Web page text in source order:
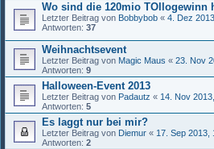
Wo sind die 120mio TOllogewinn
Letzter Beitrag von Bobbybob « 4. Dez
Antworten: 37
Weihnachtsevent
Letzter Beitrag von Magic Maus « 23. Nov
Antworten: 9
Halloween-Event 2013
Letzter Beitrag von Padautz « 14. Nov
Antworten: 5
Es laggt nur bei mir?
Letzter Beitrag von Diemur « 17. Sep 2013,
Antworten: 2